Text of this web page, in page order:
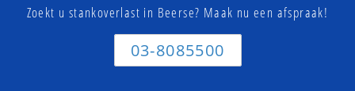
Zoekt u stankoverlast in Beerse? Maak nu een afspraak!
03-8085500